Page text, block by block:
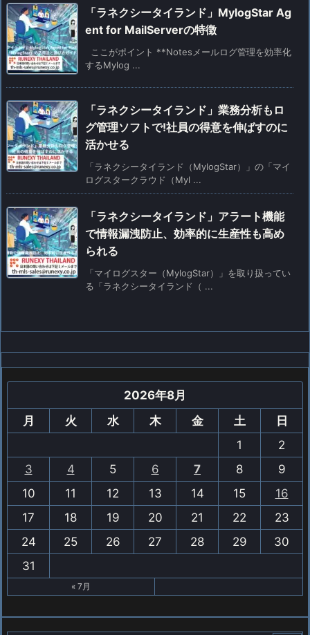
「ラネクシータイランド」MylogStar Ag
ent for MailServerの特徴
ここがポイント **Notesメールログ管理を効率化
するMylog ...
「ラネクシータイランド」業務分析もロ
グ管理ソフトで!社員の得意を伸ばすのに
活かせる
「ラネクシータイランド（MylogStar）」の「マイ
ログスタークラウド（Myl ...
「ラネクシータイランド」アラート機能
で情報漏洩防止、効率的に生産性も高め
られる
「マイログスター（MylogStar）」を取り扱ってい
る「ラネクシータイランド（ ...
2026年8月
月
火 水 木 金 土
日
1
2
3
4 5 6 7 8
9
10
11 12 13 14 15
16
17
18 19 20 21 22
23
24
25 26 27 28 29
30
31
« 7月